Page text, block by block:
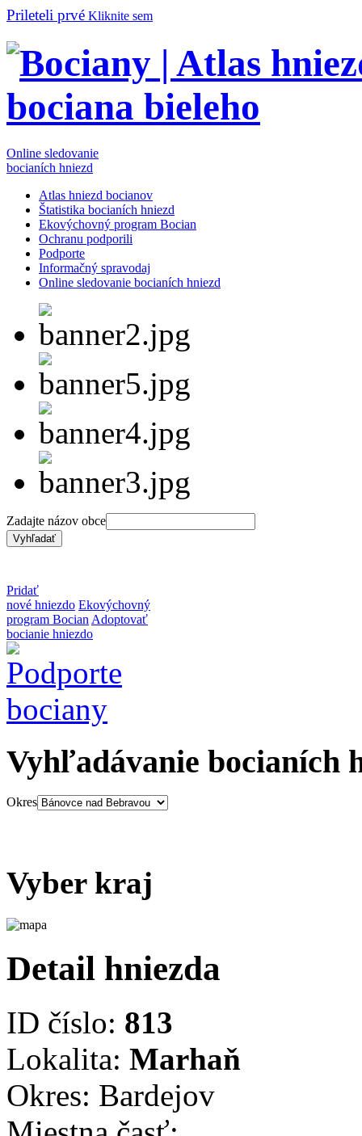
Prileteli prvé Kliknite sem
Online sledovanie
bocianích hniezd
Atlas hniezd bocianov
Štatistika bocianích hniezd
Ekovýchovný program Bocian
Ochranu podporili
Podporte
Informačný spravodaj
Online sledovanie bocianích hniezd
Zadajte názov obce
Pridať
nové hniezdo Ekovýchovný
program Bocian Adoptovať
bocianie hniezdo
Vyhľadávanie bocianích
Okres
Vyber kraj
Detail hniezda
ID číslo: 813
Lokalita: Marhaň
Okres: Bardejov